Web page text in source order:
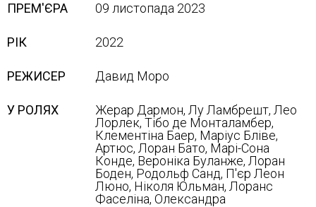
ПРЕМ'ЄРА 09 листопада 2023
РІК 2022
РЕЖИСЕР Давид Моро
У РОЛЯХ
Жерар Дармон, Лу Ламбрешт, Лео
Лорлек, Тібо де Монталамбер,
Клементіна Баер, Маріус Бліве,
Артюс, Лоран Бато, Марі-Сона
Конде, Вероніка Буланже, Лоран
Боден, Родольф Санд, П'єр Леон
Люно, Ніколя Юльман, Лоранс
Фаселіна, Олександра